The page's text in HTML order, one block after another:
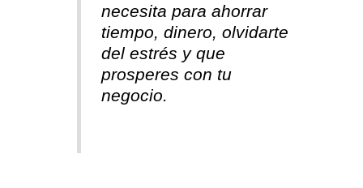
necesita para ahorrar
tiempo, dinero, olvidarte
del estrés y que
prosperes con tu
negocio.